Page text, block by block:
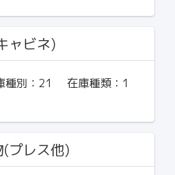
ャビネ)
種別： 21 在庫種類： 1
プレス他)